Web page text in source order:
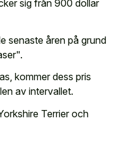
sig från 900 dollar
senaste åren på grund
kommer dess pris
av intervallet.
Terrier och